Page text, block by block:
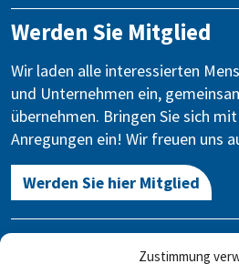
Zustimmung
Werden Sie Mitglied
Wir laden alle interessierten
und Unternehmen ein,
übernehmen. Bringen Sie sich
Anregungen ein! Wir freuen uns
Werden Sie hier Mitglied
Kontakt